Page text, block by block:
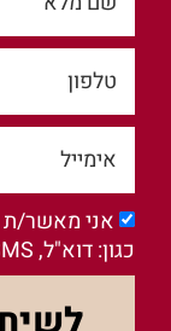
אני מאשר/ת
כגון: דוא"ל, SMS וכד' )